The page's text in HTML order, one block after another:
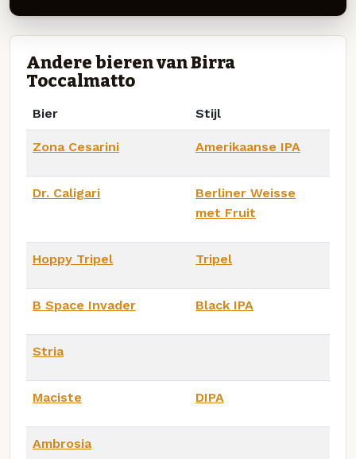
Andere bieren van Birra
Toccalmatto
Bier Stijl
Zona Cesarini Amerikaanse IPA
Dr. Caligari
Berliner Weisse
met Fruit
Hoppy Tripel Tripel
B Space Invader Black IPA
Stria
Maciste DIPA
Ambrosia